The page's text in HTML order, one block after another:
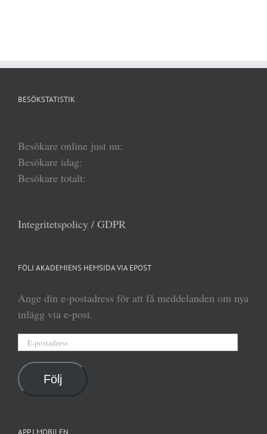
BESÖKSTATISTIK
Besökare online just nu:
Besökare idag:
Besökare totalt:
Integritetspolicy / GDPR
FÖLJ AKADEMIENS HEMSIDA VIA EPOST
Ange din e-postadress för att få meddelanden om nya
inlägg via e-post.
Följ